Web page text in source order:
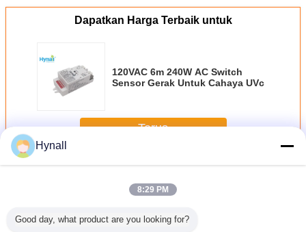
Dapatkan Harga Terbaik untuk
120VAC 6m 240W AC Switch
Sensor Gerak Untuk Cahaya UVc
Terus
LebihSwitch Sensor Gerak AC
Hynall
8:29 PM
Good day, what product are you looking for?